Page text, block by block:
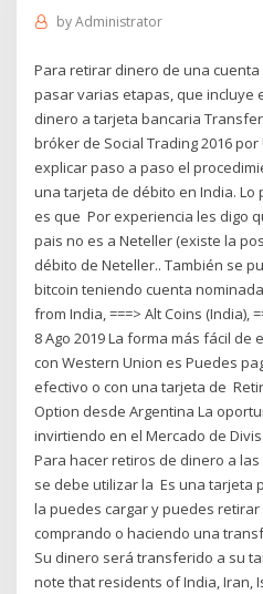
byAdministrator
Para retirar dinero de una
pasar varias etapas, que incluye
dinero a tarjeta bancaria
bróker de Social Trading 2016 por
explicar paso a paso el
una tarjeta de débito en India.
es que Por experiencia les digo
pais no es a Neteller (existe la
débito de Neteller.. También se
bitcoin teniendo cuenta
from India, ===> Alt Coins (India),
8 Ago 2019 La forma más fácil
con Western Union es Puedes
efectivo o con una tarjeta de
Option desde Argentina La
invirtiendo en el Mercado de
Para hacer retiros de dinero a
se debe utilizar la Es una tarjeta
la puedes cargar y puedes
comprando o haciendo una
Su dinero será transferido a su
note that residents of India, Iran,